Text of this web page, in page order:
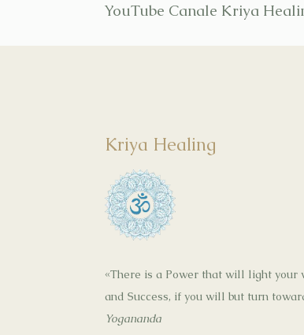
YouTube Canale Kriya
Kriya Healing
«There is a Power that will light your
and Success, if you will but turn
Yogananda